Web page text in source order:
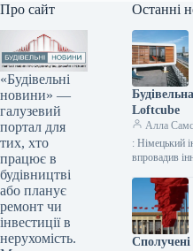
Про сайт
«Будівельні
новини» —
галузевий
портал для
тих, хто
працює в
будівництві
або планує
ремонт чи
інвестиції в
нерухомість.
Останні
Loftcube
Алла
: Німецький
впровадив
компактні
лофт. Цей